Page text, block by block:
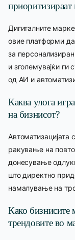
Дигиталните
овие платформи
за
и зголемувајќи
од АИ и
Каква улога
на бизнисот?
Автоматизацијата
ракување на
донесување
што директно
намалување на
Како бизнисите
трендовите во